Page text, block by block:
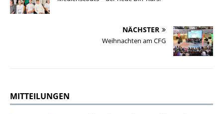
NÄCHSTER
Weihnachten am CFG
MITTEILUNGEN